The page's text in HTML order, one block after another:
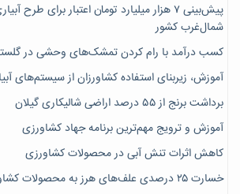
پیش‌بینی ۷‌ هزار میلیارد تومان اعتبار برای
شمال‌غرب کشور
کسب درآمد با رام کردن تمشک‌های وحشی در
آموزش، زیربنای استفاده کشاورزان از سیستم‌های
برداشت برنج از ۵۵ درصد اراضی شالیکاری گیلان
آموزش و ترویج مهم‌ترین برنامه جهاد کشاورزی
کاهش اثرات تنش آبی در محصولات کشاورزی
خسارت ۲۵ درصدی علف‌های هرز به محصولات کشاورزی